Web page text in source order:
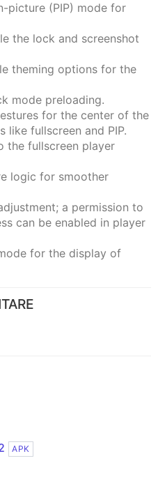
picture (PIP) mode for
the lock and screenshot
theming options for the
mode preloading.
for the center of the
like fullscreen and PIP.
the fullscreen player
logic for smoother
a permission to
can be enabled in player
for the display of
APK